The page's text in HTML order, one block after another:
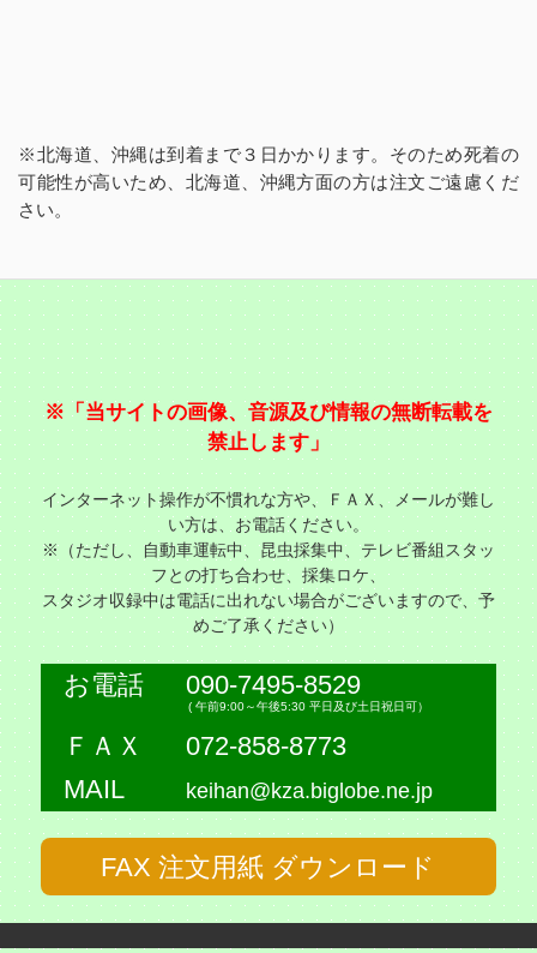
※北海道、沖縄は到着まで３日かかります。そのため死着の
可能性が高いため、北海道、沖縄方面の方は注文ご遠慮くだ
さい。
※「当サイトの画像、音源及び情報の無断転載を
禁止します」
インターネット操作が不慣れな方や、ＦＡＸ、メールが難し
い方は、お電話ください。
※（ただし、自動車運転中、昆虫採集中、テレビ番組スタッ
フとの打ち合わせ、採集ロケ、
スタジオ収録中は電話に出れない場合がございますので、予
めご了承ください）
お電話 090-7495-8529
( 午前9:00～午後5:30 平日及び土日祝日可）
ＦＡＸ
072-858-8773
MAIL
keihan@kza.biglobe.ne.jp
FAX 注文用紙 ダウンロード